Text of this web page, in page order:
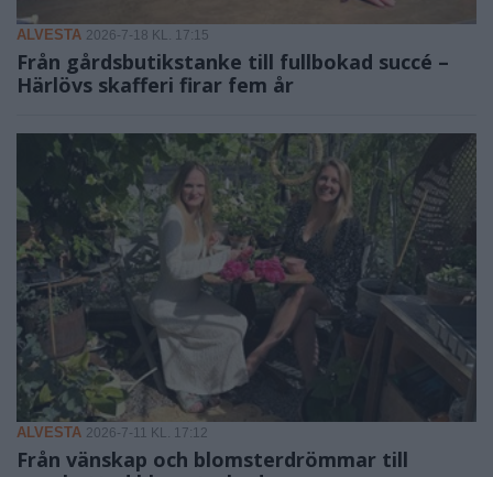
ALVESTA 2026-7-18 KL. 17:15
Från gårdsbutikstanke till fullbokad succé –
Härlövs skafferi firar fem år
ALVESTA 2026-7-11 KL. 17:12
Från vänskap och blomsterdrömmar till